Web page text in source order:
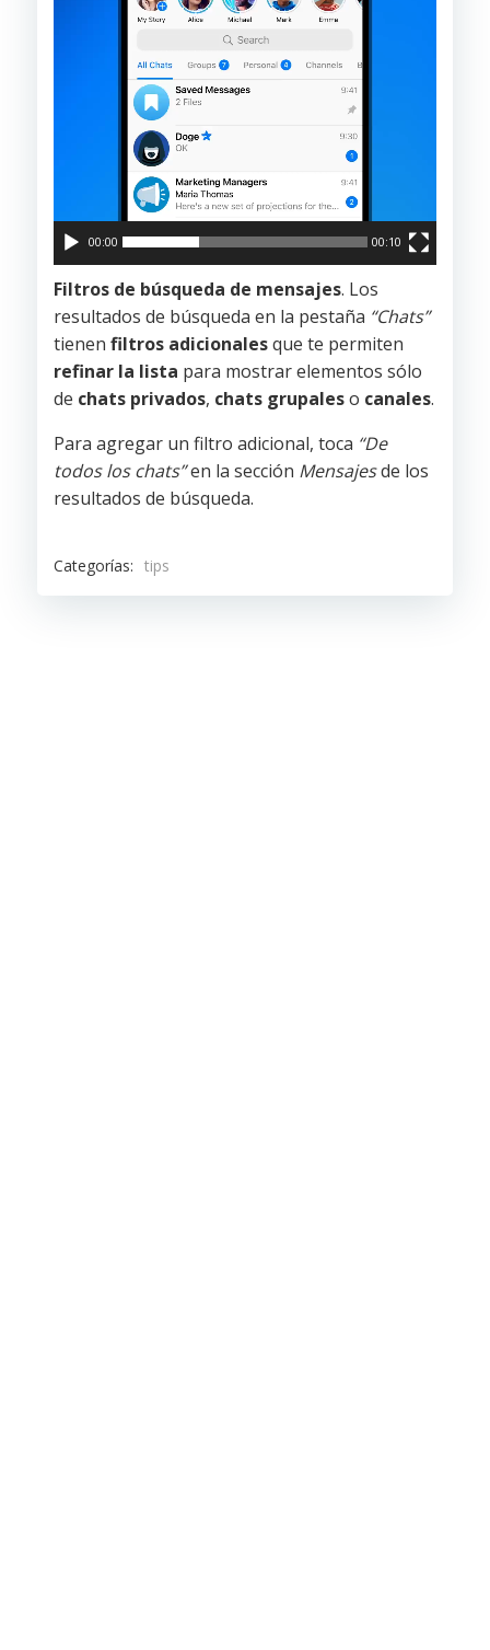
00:00 00:10
Filtros de búsqueda de mensajes. Los
resultados de búsqueda en la pestaña “Chats”
tienen filtros adicionalesque te permiten
refinar la lista para mostrar elementos sólo
de chats privados, chats grupaleso canales.
Para agregar un filtro adicional, toca “De
todos los chats”en la sección Mensajesde los
resultados de búsqueda.
Categorías: tips